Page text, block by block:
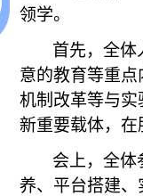
领学。
首先，全体
意的教育等重
机制改革等与实
新重要载体，在
会上，全体
养、平台搭建